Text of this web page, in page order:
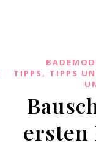
TIPPS , TIPPS
ersten